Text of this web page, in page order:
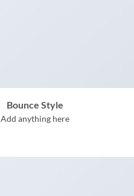
Bounce Style
Add anything here